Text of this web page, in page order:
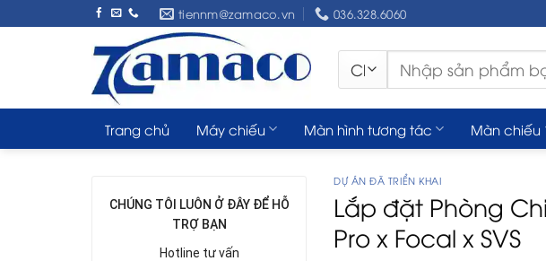
to
tiennm@zamaco.vn 036.328.6060
Tìm
kiếm:
Trang chủ Máy chiếu Màn hình tương tác Màn chiếu
CHÚNG TÔI LUÔN Ở ĐÂY ĐỂ HỖ
TRỢ BẠN
Hotline tư vấn
DỰ ÁN ĐÃ TRIỂN KHAI
Lắp đặt Phòng
Pro x Focal x SVS